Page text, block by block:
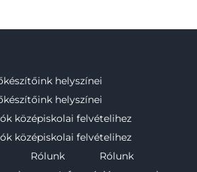
helyszínei
helyszínei
középiskolai felvételihez
középiskolai felvételihez
Rólunk
Rólunk